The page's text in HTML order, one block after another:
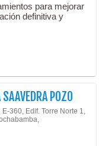
para mejorar
definitiva y
POZO
360, Edif. Torre Norte 1,